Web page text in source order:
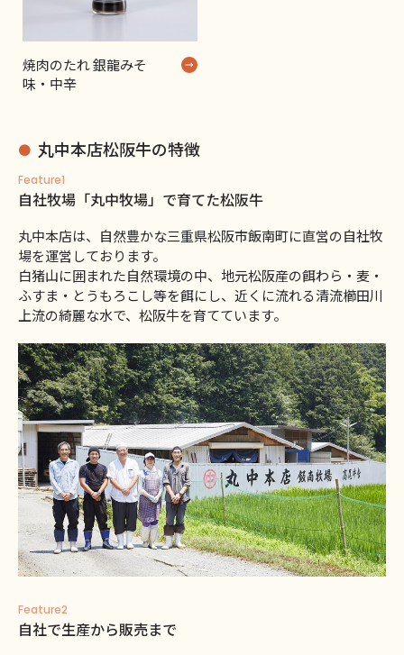
焼肉のたれ 銀龍みそ
味・中辛
丸中本店松阪牛の特徴
Feature1
自社牧場「丸中牧場」で育てた松阪牛
丸中本店は、自然豊かな三重県松阪市飯南町に直営の自社牧
場を運営しております。
白猪山に囲まれた自然環境の中、地元松阪産の餌わら・麦・
ふすま・とうもろこし等を餌にし、近くに流れる清流櫛田川
上流の綺麗な水で、松阪牛を育てています。
Feature2
自社で生産から販売まで